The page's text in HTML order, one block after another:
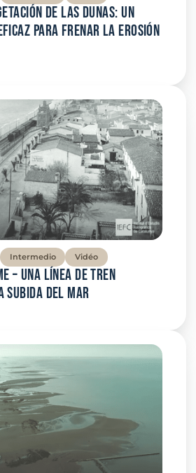
de las dunas: un
para frenar la erosión
lecture:
Intermedio Vidéo
– Una línea de tren
subida del mar
lecture: